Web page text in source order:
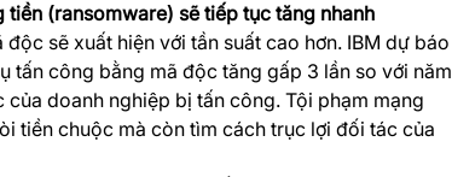
(ransomware) sẽ tiếp tục tăng nhanh
sẽ xuất hiện với tần suất cao hơn. IBM dự báo
tấn công bằng mã độc tăng gấp 3 lần so với năm
doanh nghiệp bị tấn công. Tội phạm mạng
tiền chuộc mà còn tìm cách trục lợi đối tác của